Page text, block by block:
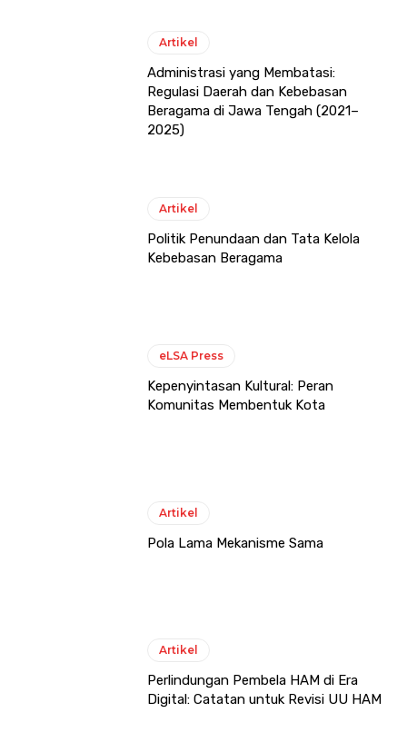
Artikel
Administrasi yang Membatasi:
Regulasi Daerah dan Kebebasan
Beragama di Jawa Tengah (2021–
2025)
Artikel
Politik Penundaan dan Tata Kelola
Kebebasan Beragama
eLSA Press
Kepenyintasan Kultural: Peran
Komunitas Membentuk Kota
Artikel
Pola Lama Mekanisme Sama
Artikel
Perlindungan Pembela HAM di Era
Digital: Catatan untuk Revisi UU HAM